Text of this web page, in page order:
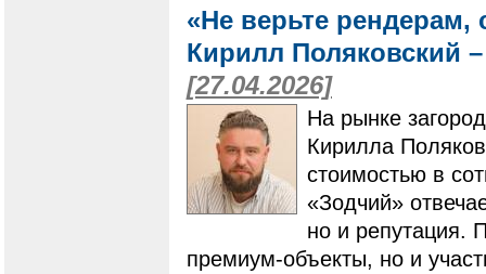
«Не верьте
Кирилл Поляковский
[27.04.2026]
На рынке
Кирилла
стоимостью в
«Зодчий»
но и репутация.
премиум-объекты, но и